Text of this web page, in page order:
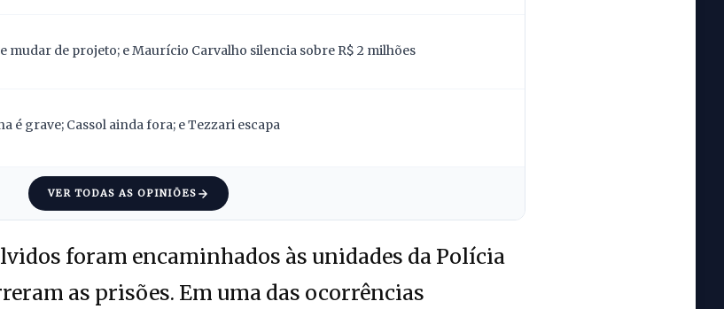
de projeto; e Maurício Carvalho silencia sobre R$ 2 milhões
é grave; Cassol ainda fora; e Tezzari escapa
VER TODAS AS OPINIÕES
foram encaminhados às unidades da Polícia
as prisões. Em uma das ocorrências